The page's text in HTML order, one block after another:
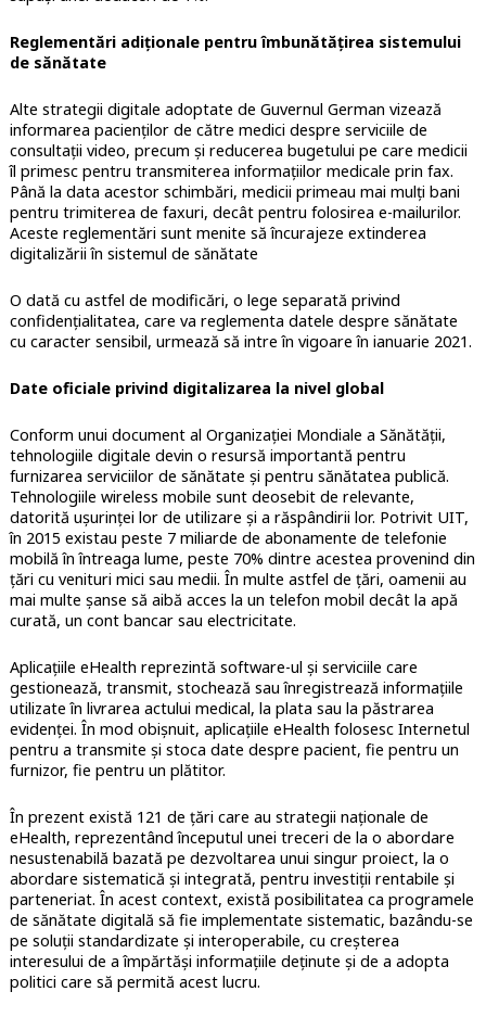
Reglementări adiționale pentru îmbunătățirea sistemului
de sănătate
Alte strategii digitale adoptate de Guvernul German vizează
informarea pacienților de către medici despre serviciile de
consultații video, precum și reducerea bugetului pe care medicii
îl primesc pentru transmiterea informațiilor medicale prin fax.
Până la data acestor schimbări, medicii primeau mai mulți bani
pentru trimiterea de faxuri, decât pentru folosirea e-mailurilor.
Aceste reglementări sunt menite să încurajeze extinderea
digitalizării în sistemul de sănătate
O dată cu astfel de modificări, o lege separată privind
confidențialitatea, care va reglementa datele despre sănătate
cu caracter sensibil, urmează să intre în vigoare în ianuarie 2021.
Date oficiale privind digitalizarea la nivel global
Conform unui document al Organizației Mondiale a Sănătății,
tehnologiile digitale devin o resursă importantă pentru
furnizarea serviciilor de sănătate și pentru sănătatea publică.
Tehnologiile wireless mobile sunt deosebit de relevante,
datorită ușurinței lor de utilizare și a răspândirii lor. Potrivit UIT,
în 2015 existau peste 7 miliarde de abonamente de telefonie
mobilă în întreaga lume, peste 70% dintre acestea provenind din
țări cu venituri mici sau medii. În multe astfel de țări, oamenii au
mai multe șanse să aibă acces la un telefon mobil decât la apă
curată, un cont bancar sau electricitate.
Aplicațiile eHealth reprezintă software-ul și serviciile care
gestionează, transmit, stochează sau înregistrează informațiile
utilizate în livrarea actului medical, la plata sau la păstrarea
evidenței. În mod obișnuit, aplicațiile eHealth folosesc Internetul
pentru a transmite și stoca date despre pacient, fie pentru un
furnizor, fie pentru un plătitor.
În prezent există 121 de țări care au strategii naționale de
eHealth, reprezentând începutul unei treceri de la o abordare
nesustenabilă bazată pe dezvoltarea unui singur proiect, la o
abordare sistematică și integrată, pentru investiții rentabile și
parteneriat. În acest context, există posibilitatea ca programele
de sănătate digitală să fie implementate sistematic, bazându-se
pe soluții standardizate și interoperabile, cu creșterea
interesului de a împărtăși informațiile deținute și de a adopta
politici care să permită acest lucru.